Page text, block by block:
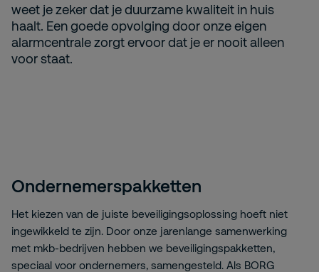
weet je zeker dat je duurzame kwaliteit in huis
haalt. Een goede opvolging door onze eigen
alarmcentrale zorgt ervoor dat je er nooit alleen
voor staat.
Ondernemerspakketten
Het kiezen van de juiste beveiligingsoplossing hoeft niet
ingewikkeld te zijn. Door onze jarenlange samenwerking
met mkb-bedrijven hebben we beveiligingspakketten,
speciaal voor ondernemers, samengesteld. Als BORG